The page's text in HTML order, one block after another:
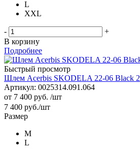
L
XXL
-
+
В корзину
Подробнее
Быстрый просмотр
Шлем Acerbis SKODELA 22-06 Black 2
Артикул: 0025314.091.064
от 7 400 руб. /шт
7 400 руб./шт
Размер
M
L